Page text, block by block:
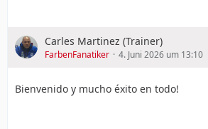
Carles Martinez (Trainer)
FarbenFanatiker 4. Juni 2026 um 13:10
Bienvenido y mucho éxito en todo!